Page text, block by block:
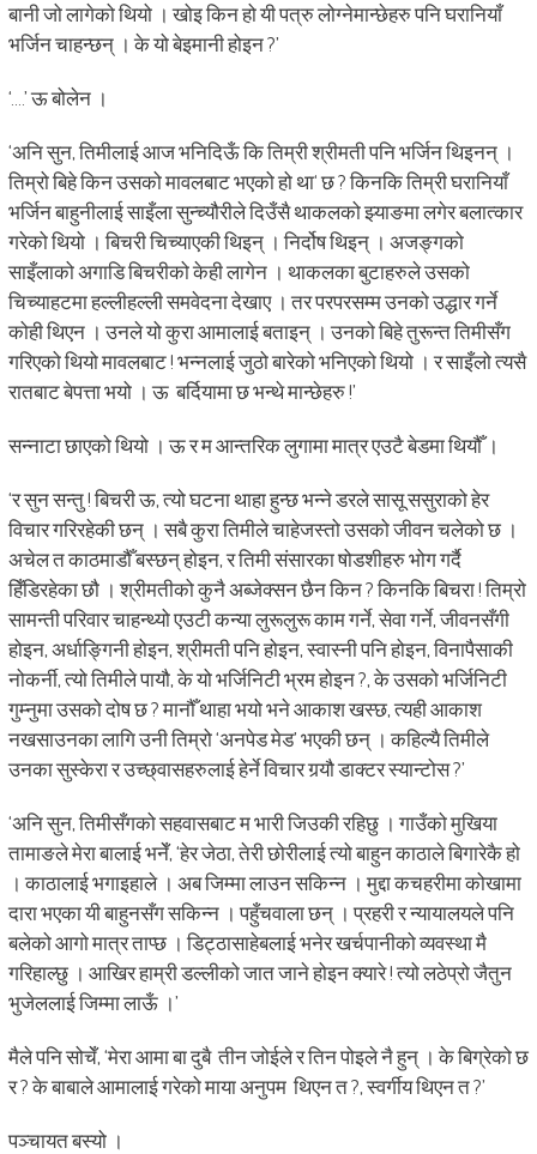
बानी जो लागेको थियो । खोइ किन हो यी पत्रु लोग्नेमान्छेहरु पनि घरानियाँ
भर्जिन चाहन्छन् । के यो बेइमानी होइन ?’
‘….’ ऊ बोलेन ।
‘अनि सुन, तिमीलाई आज भनिदिऊँ कि तिम्री श्रीमती पनि भर्जिन थिइनन् ।
तिम्रो बिहे किन उसको मावलबाट भएको हो था‘ छ ? किनकि तिम्री घरानियाँ
भर्जिन बाहुनीलाई साइँला सुन्च्यौरीले दिउँसै थाकलको झ्याङमा लगेर बलात्कार
गरेको थियो । बिचरी चिच्याएकी थिइन् । निर्दोष थिइन् । अजङ्गको
साइँलाको अगाडि बिचरीको केही लागेन । थाकलका बुटाहरुले उसको
चिच्याहटमा हल्लीहल्ली समवेदना देखाए । तर परपरसम्म उनको उद्धार गर्ने
कोही थिएन । उनले यो कुरा आमालाई बताइन् । उनको बिहे तुरून्त तिमीसँग
गरिएको थियो मावलबाट ! भन्नलाई जुठो बारेको भनिएको थियो । र साइँलो त्यसै
रातबाट बेपत्ता भयो । ऊ बर्दियामा छ भन्थे मान्छेहरु !’
सन्नाटा छाएको थियो । ऊ र म आन्तरिक लुगामा मात्र एउटै बेडमा थियौँ ।
‘र सुन सन्तु ! बिचरी ऊ, त्यो घटना थाहा हुन्छ भन्ने डरले सासू ससुराको हेर
विचार गरिरहेकी छन् । सबै कुरा तिमीले चाहेजस्तो उसको जीवन चलेको छ ।
अचेल त काठमाडौँ बस्छन् होइन, र तिमी संसारका षोडशीहरु भोग गर्दै
हिँडिरहेका छौ । श्रीमतीको कुनै अब्जेक्सन छैन किन ? किनकि बिचरा ! तिम्रो
सामन्ती परिवार चाहन्थ्यो एउटी कन्या लुरूलुरू काम गर्ने, सेवा गर्ने, जीवनसँगी
होइन, अर्धाङ्गिनी होइन, श्रीमती पनि होइन, स्वास्नी पनि होइन, विनापैसाकी
नोकर्नी, त्यो तिमीले पायौ, के यो भर्जिनिटी भ्रम होइन ?, के उसको भर्जिनिटी
गुम्नुमा उसको दोष छ ? मानौँ थाहा भयो भने आकाश खस्छ, त्यही आकाश
नखसाउनका लागि उनी तिम्रो ‘अनपेड मेड’ भएकी छन् । कहिल्यै तिमीले
उनका सुस्केरा र उच्छ्वासहरुलाई हेर्ने विचार गर्‍यौ डाक्टर स्यान्टोस ?’
‘अनि सुन, तिमीसँगको सहवासबाट म भारी जिउकी रहिछु । गाउँको मुखिया
तामाङले मेरा बालाई भनेँ, ‘हेर जेठा, तेरी छोरीलाई त्यो बाहुन काठाले बिगारेकै हो
। काठालाई भगाइहाले । अब जिम्मा लाउन सकिन्न । मुद्दा कचहरीमा कोखामा
दारा भएका यी बाहुनसँग सकिन्न । पहुँचवाला छन् । प्रहरी र न्यायालयले पनि
बलेको आगो मात्र ताप्छ । डिट्ठासाहेबलाई भनेर खर्चपानीको व्यवस्था मै
गरिहाल्छु । आखिर हाम्री डल्लीको जात जाने होइन क्यारे ! त्यो लठेप्रो जैतुन
भुजेललाई जिम्मा लाऊँ ।’
मैले पनि सोचेँ, ‘मेरा आमा बा दुबै तीन जोईले र तिन पोइले नै हुन् । के बिग्रेको छ
र ? के बाबाले आमालाई गरेको माया अनुपम थिएन त ?, स्वर्गीय थिएन त ?’
पञ्चायत बस्यो ।